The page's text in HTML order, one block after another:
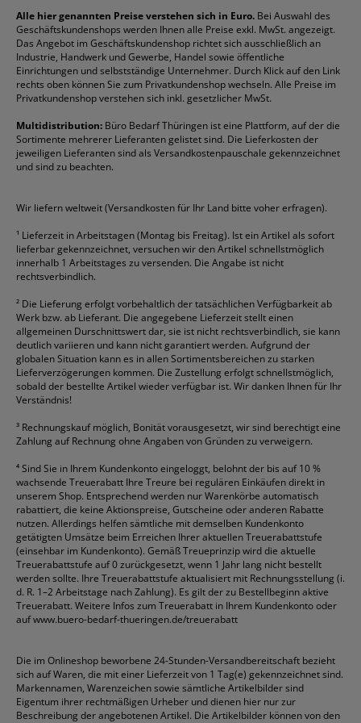
Reklamation / Retouren
Vertrag widerrufen (Privatkunden)
Rabatte & Aktionen
Briefumschläge
Druckerpatronen
Etiketten
Fineliner
Folienschreiber
Formulare
Gelschreiber
Geschäftsbücher
Klemmmappen
Kopierpapier
Korrekturmittel
Kugelschreiber
Mappen
Ordner
Packband
Permanentmarker
Taschenrechner
Textmarker
Tintenroller
Tintenpatronen
Toilettenpapier
Toner
Versandmaterial
Versandtaschen
Durable
DYMO
Edding
Esselte
Faber-Castell
Fellowes
Franken
Fripa
HP
Pentel
Pelikan
Pilot
Pritt
Schneider
Stabilo
Staedtler
alle Marken anzeigen
Alle hier genannten Preise verstehen sich in Euro. Bei Auswahl des
Geschäftskundenshops werden Ihnen alle Preise exkl. MwSt. angezeigt.
Das Angebot im Geschäftskundenshop richtet sich ausschließlich an
Industrie, Handwerk und Gewerbe, Handel sowie öffentliche
Einrichtungen und selbstständige Unternehmer. Durch Klick auf den Link
rechts oben können Sie zum Privatkundenshop wechseln. Alle Preise im
Privatkundenshop verstehen sich inkl. gesetzlicher MwSt.
Multidistribution: Büro Bedarf Thüringen ist eine Plattform, auf der die
Sortimente mehrerer Lieferanten gelistet sind. Die Lieferkosten der
jeweiligen Lieferanten sind als Versandkostenpauschale gekennzeichnet
und sind zu beachten.
Wir liefern weltweit (Versandkosten für Ihr Land bitte voher erfragen).
¹ Lieferzeit in Arbeitstagen (Montag bis Freitag). Ist ein Artikel als sofort
lieferbar gekennzeichnet, versuchen wir den Artikel schnellstmöglich
innerhalb 1 Arbeitstages zu versenden. Die Angabe ist nicht
rechtsverbindlich.
² Die Lieferung erfolgt vorbehaltlich der tatsächlichen Verfügbarkeit ab
Werk bzw. ab Lieferant. Die angegebene Lieferzeit stellt einen
allgemeinen Durschnittswert dar, sie ist nicht rechtsverbindlich, sie kann
deutlich variieren und kann nicht garantiert werden. Aufgrund der
globalen Situation kann es in allen Sortimentsbereichen zu starken
Lieferverzögerungen kommen. Die Zustellung erfolgt schnellstmöglich,
sobald der bestellte Artikel wieder verfügbar ist. Wir danken Ihnen für Ihr
Verständnis!
³ Rechnungskauf möglich, Bonität vorausgesetzt, wir sind berechtigt eine
Zahlung auf Rechnung ohne Angaben von Gründen zu verweigern.
⁴Sind Sie in Ihrem Kundenkonto eingeloggt, belohnt der bis auf 10 %
wachsende Treuerabatt Ihre Treure bei regulären Einkäufen direkt in
unserem Shop. Entsprechend werden nur Warenkörbe automatisch
rabattiert, die keine Aktionspreise, Gutscheine oder anderen Rabatte
nutzen. Allerdings helfen sämtliche mit demselben Kundenkonto
getätigten Umsätze beim Erreichen Ihrer aktuellen Treuerabattstufe
(einsehbar im Kundenkonto). Gemäß Treueprinzip wird die aktuelle
Treuerabattstufe auf 0 zurückgesetzt, wenn 1 Jahr lang nicht bestellt
werden sollte. Ihre Treuerabattstufe aktualisiert mit Rechnungsstellung (i.
d. R. 1–2 Arbeitstage nach Zahlung). Es gilt der zu Bestellbeginn aktive
Treuerabatt. Weitere Infos zum Treuerabatt in Ihrem Kundenkonto oder
aufwww.buero-bedarf-thueringen.de/treuerabatt
Die im Onlineshop beworbene 24-Stunden-Versandbereitschaft bezieht
sich auf Waren, die mit einer Lieferzeit von 1 Tag(e) gekennzeichnet sind.
Markennamen, Warenzeichen sowie sämtliche Artikelbilder sind
Eigentum ihrer rechtmäßigen Urheber und dienen hier nur zur
Beschreibung der angebotenen Artikel. Die Artikelbilder können von den